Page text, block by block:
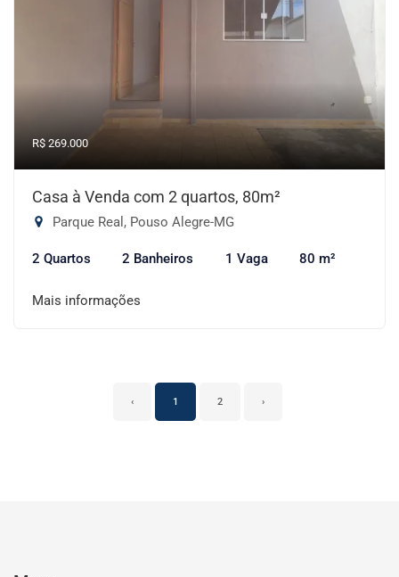
R$ 269.000
Casa à Venda com 2 quartos, 80m²
Parque Real, Pouso Alegre-MG
2 Quartos 2 Banheiros 1 Vaga 80 m²
Mais informações
‹ 1 2 ›